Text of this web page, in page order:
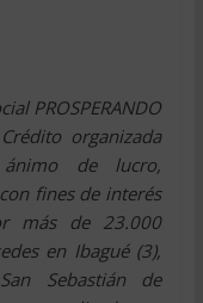
PROSPERANDO
organizada
de lucro,
fines de interés
más de 23.000
en Ibagué (3),
Sebastián de